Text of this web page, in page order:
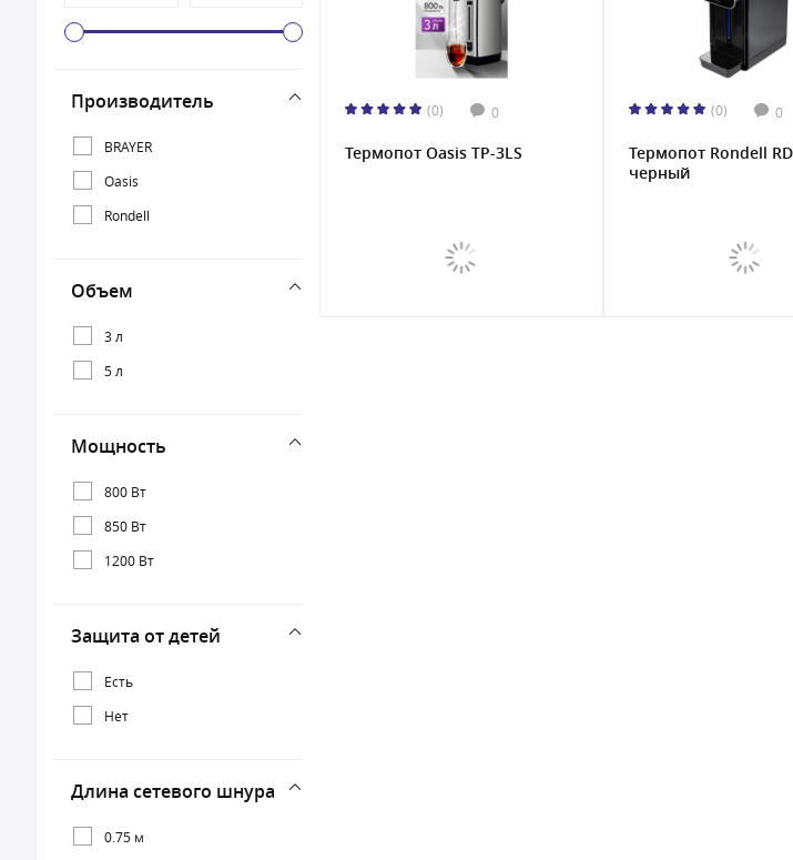
Производитель
BRAYER
Oasis
Rondell
Объем
3 л
5 л
Мощность
800 Вт
850 Вт
1200 Вт
Защита от детей
Есть
Нет
Длина сетевого шнура
0.75 м
(0) 0
Термопот Oasis TP-3LS
(0) 0
Термопот Rondell
черный